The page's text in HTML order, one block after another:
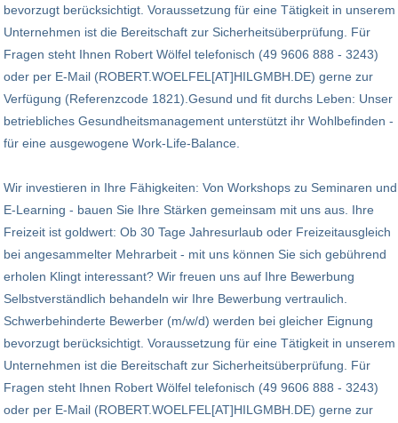
bevorzugt berücksichtigt. Voraussetzung für eine Tätigkeit in unserem
Unternehmen ist die Bereitschaft zur Sicherheitsüberprüfung. Für
Fragen steht Ihnen Robert Wölfel telefonisch (49 9606 888 - 3243)
oder per E-Mail (ROBERT.WOELFEL[AT]HILGMBH.DE) gerne zur
Verfügung (Referenzcode 1821).Gesund und fit durchs Leben: Unser
betriebliches Gesundheitsmanagement unterstützt ihr Wohlbefinden -
für eine ausgewogene Work-Life-Balance.
Wir investieren in Ihre Fähigkeiten: Von Workshops zu Seminaren und
E-Learning - bauen Sie Ihre Stärken gemeinsam mit uns aus. Ihre
Freizeit ist goldwert: Ob 30 Tage Jahresurlaub oder Freizeitausgleich
bei angesammelter Mehrarbeit - mit uns können Sie sich gebührend
erholen Klingt interessant? Wir freuen uns auf Ihre Bewerbung
Selbstverständlich behandeln wir Ihre Bewerbung vertraulich.
Schwerbehinderte Bewerber (m/w/d) werden bei gleicher Eignung
bevorzugt berücksichtigt. Voraussetzung für eine Tätigkeit in unserem
Unternehmen ist die Bereitschaft zur Sicherheitsüberprüfung. Für
Fragen steht Ihnen Robert Wölfel telefonisch (49 9606 888 - 3243)
oder per E-Mail (ROBERT.WOELFEL[AT]HILGMBH.DE) gerne zur